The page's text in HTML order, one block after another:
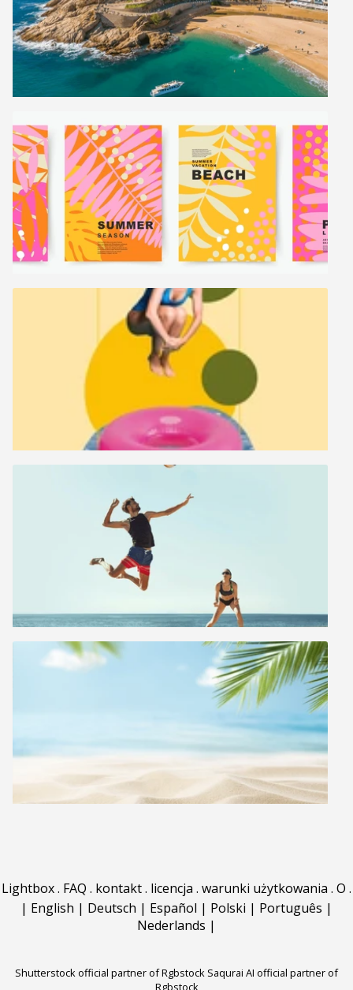
Lightbox. FAQ . kontakt. licencja . warunki użytkowania . O .
| English | Deutsch | Español | Polski | Português |
Nederlands |
Shutterstock official partner of Rgbstock Saqurai AI official partner of
Rgbstock